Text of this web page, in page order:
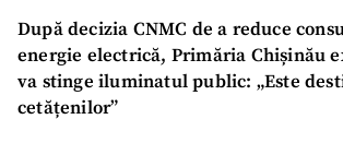
După decizia CNMC de a reduce
energie electrică, Primăria Chișinău
va stinge iluminatul public: „Este
cetățenilor”